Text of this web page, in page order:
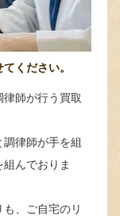
ください。
師が行う買取
律師が手を組
んでおりま
、ご自宅のリ